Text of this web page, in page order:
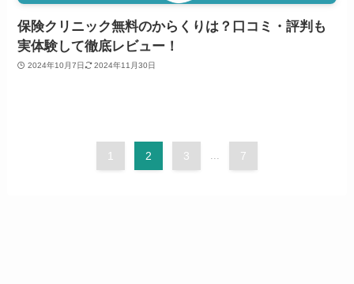
保険クリニック無料のからくりは？口コミ・評判も
実体験して徹底レビュー！
2024年10月7日 2024年11月30日
1 2 3 7